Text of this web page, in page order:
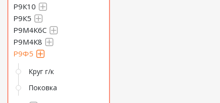
Р9К10
Р9К5
Р9М4К6С
Р9М4К8
Р9Ф5
Круг г/к
Поковка